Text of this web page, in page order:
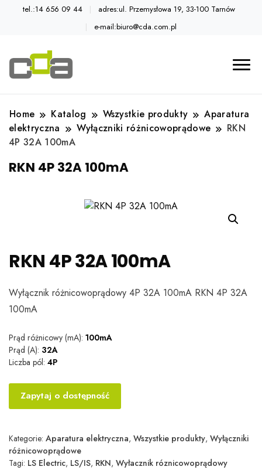
tel.:14 656 09 44
adres:ul. Przemysłowa 19, 33-100 Tarnów
e-mail:biuro@cda.com.pl
Home Katalog Wszystkie produkty
Aparatura
elektryczna
Wyłączniki różnicowoprądowe
RKN
4P 32A 100mA
RKN 4P 32A 100mA
RKN 4P 32A 100mA
Wyłącznik różnicowoprądowy 4P 32A 100mA RKN 4P 32A
100mA
Prąd różnicowy (mA): 100mA
Prąd (A): 32A
Liczba pól: 4P
Zapytaj o dostępność
Kategorie: Aparatura elektryczna, Wszystkie produkty, Wyłączniki
różnicowoprądowe
Tagi: LS Electric, LS/IS, RKN, Wyłacznik róznicowoprądowy